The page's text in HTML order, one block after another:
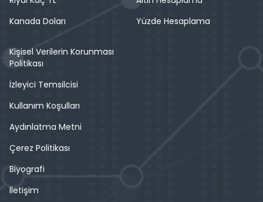
Kanada Doları
Yüzde Hesaplama
Kişisel Verilerin Korunması
Politikası
İzleyici Temsilcisi
Kullanım Koşulları
Aydınlatma Metni
Çerez Politikası
Biyografi
İletişim